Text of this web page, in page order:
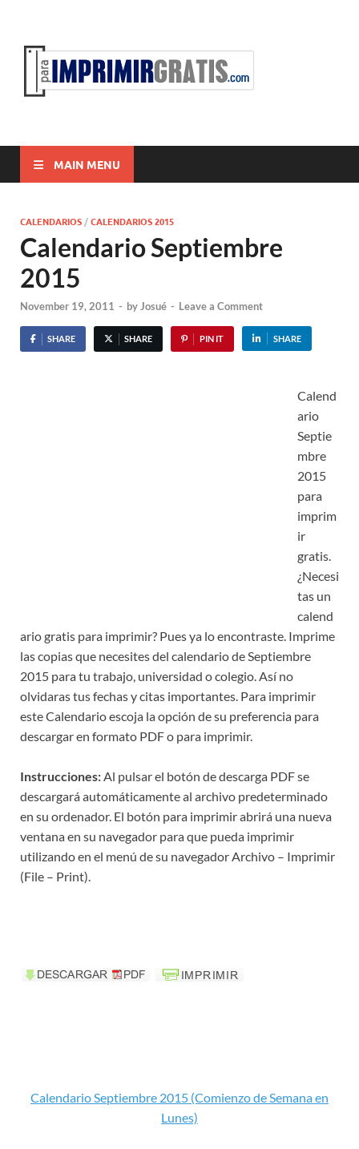
MAIN MENU
CALENDARIOS /CALENDARIOS 2015
Calendario Septiembre
2015
November 19, 2011 - byJosué - Leave a Comment
SHARE SHARE PIN IT SHARE
Calend
ario
Septie
mbre
2015
para
imprim
ir
gratis.
¿Necesi
tas un
calend
ario gratis para imprimir? Pues ya lo encontraste. Imprime
las copias que necesites del calendario de Septiembre
2015 para tu trabajo, universidad o colegio. Así no
olvidaras tus fechas y citas importantes. Para imprimir
este Calendario escoja la opción de su preferencia para
descargar en formato PDF o para imprimir.
Instrucciones:Al pulsar el botón de descarga PDF se
descargará automáticamente al archivo predeterminado
en su ordenador. El botón para imprimir abrirá una nueva
ventana en su navegador para que pueda imprimir
utilizando en el menú de su navegador Archivo – Imprimir
(File – Print).
Calendario Septiembre 2015 (Comienzo de Semana en
Lunes)